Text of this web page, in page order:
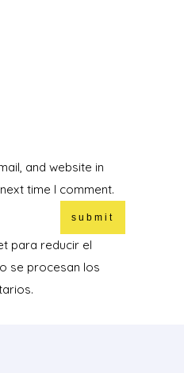
and website in
time I comment.
para reducir el
se procesan los